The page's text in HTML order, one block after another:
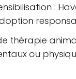
:
thérapie
ou